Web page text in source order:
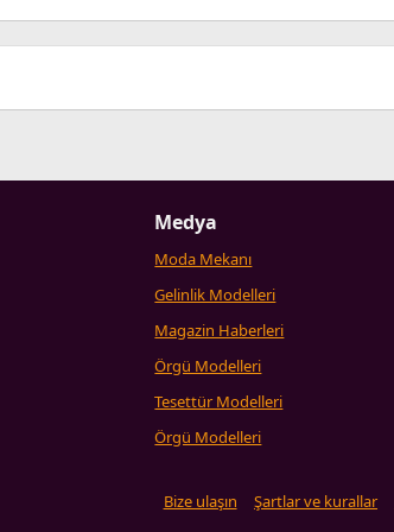
Medya
Moda Mekanı
Gelinlik Modelleri
Magazin Haberleri
Örgü Modelleri
Tesettür Modelleri
Örgü Modelleri
Bize ulaşın Şartlar ve kurallar